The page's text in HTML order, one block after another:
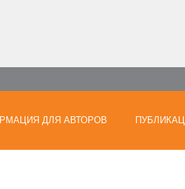
ДЛЯ АВТОРОВ